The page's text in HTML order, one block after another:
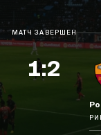
МАТЧ ЗАВЕРШЕН
1:2